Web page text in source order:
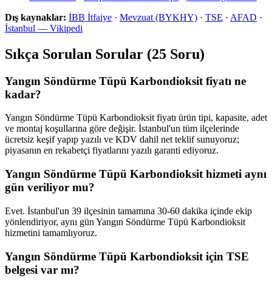
Dış kaynaklar: İBB İtfaiye · Mevzuat (BYKHY) · TSE · AFAD ·
İstanbul — Vikipedi
Sıkça Sorulan Sorular (25 Soru)
Yangın Söndürme Tüpü Karbondioksit fiyatı ne
kadar?
Yangın Söndürme Tüpü Karbondioksit fiyatı ürün tipi, kapasite, adet
ve montaj koşullarına göre değişir. İstanbul'un tüm ilçelerinde
ücretsiz keşif yapıp yazılı ve KDV dahil net teklif sunuyoruz;
piyasanın en rekabetçi fiyatlarını yazılı garanti ediyoruz.
Yangın Söndürme Tüpü Karbondioksit hizmeti aynı
gün veriliyor mu?
Evet. İstanbul'un 39 ilçesinin tamamına 30-60 dakika içinde ekip
yönlendiriyor, aynı gün Yangın Söndürme Tüpü Karbondioksit
hizmetini tamamlıyoruz.
Yangın Söndürme Tüpü Karbondioksit için TSE
belgesi var mı?